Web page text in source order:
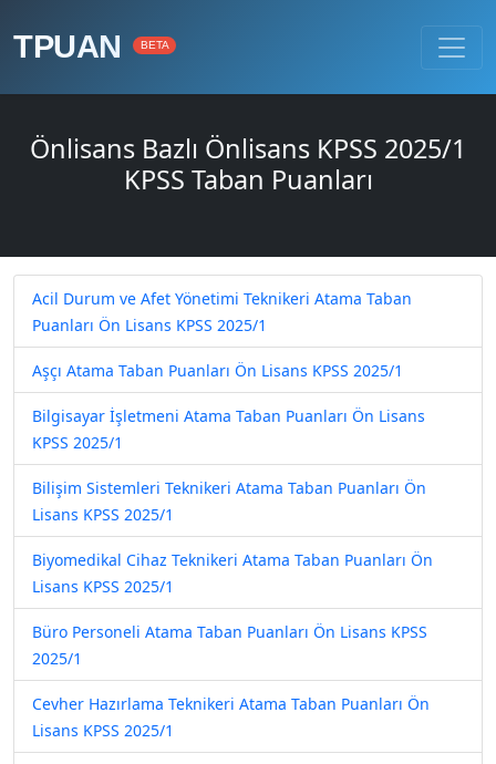
TPUAN BETA
Önlisans Bazlı Önlisans KPSS 2025/1
KPSS Taban Puanları
Acil Durum ve Afet Yönetimi Teknikeri Atama Taban
Puanları Ön Lisans KPSS 2025/1
Aşçı Atama Taban Puanları Ön Lisans KPSS 2025/1
Bilgisayar İşletmeni Atama Taban Puanları Ön Lisans
KPSS 2025/1
Bilişim Sistemleri Teknikeri Atama Taban Puanları Ön
Lisans KPSS 2025/1
Biyomedikal Cihaz Teknikeri Atama Taban Puanları Ön
Lisans KPSS 2025/1
Büro Personeli Atama Taban Puanları Ön Lisans KPSS
2025/1
Cevher Hazırlama Teknikeri Atama Taban Puanları Ön
Lisans KPSS 2025/1